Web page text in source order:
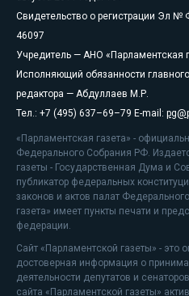
Свидетельство о регистрации Эл №
46097
Учредитель — АНО «Парламентская
Исполняющий обязанности главного
редактора — Абдуллаев М.Р.
Тел.: +7 (495) 637–69–79 E-mail:
«Парламентская газета» -
Федерального Собрания РФ.
газеты - Государственная Дума и
публикатор федеральных
законов и актов палат
газета» имеет пункты печати и
федерации.
Сайт «Парламентской газеты» - это
достоверная информация о
деятельности депутатов и
сайта «Парламентской газеты»